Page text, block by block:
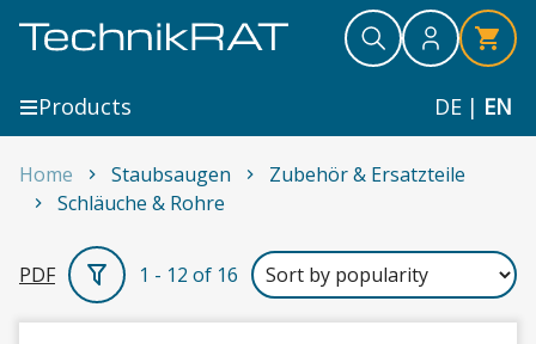
Search
Search
Search
DE | EN
Products
Home Staubsaugen
Zubehör & Ersatzteile
Schläuche & Rohre
Schläuche & Rohre
PDF 1 - 12 of 16